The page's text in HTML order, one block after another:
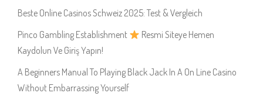
Beste Online Casinos Schweiz 2025: Test & Vergleich
Pinco Gambling Establishment
Resmi Siteye Hemen
Kaydolun Ve Giriş Yapın!
A Beginners Manual To Playing Black Jack In A On Line Casino
Without Embarrassing Yourself